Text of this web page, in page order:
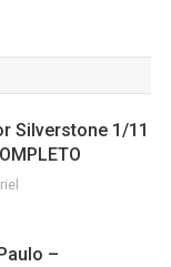
Silverstone 1/11
–